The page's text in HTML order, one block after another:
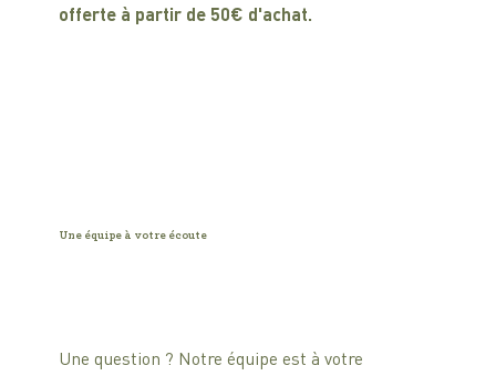
offerte à partir de 50€ d'achat.
Une équipe à votre écoute
Une question ? Notre équipe est à votre